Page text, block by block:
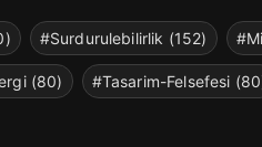
#Surdurulebilirlik (152)
(80) #Tasarim-Felsefesi